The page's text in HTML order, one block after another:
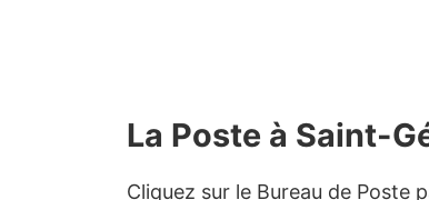
La Poste à Saint-
Cliquez sur le Bureau de Poste